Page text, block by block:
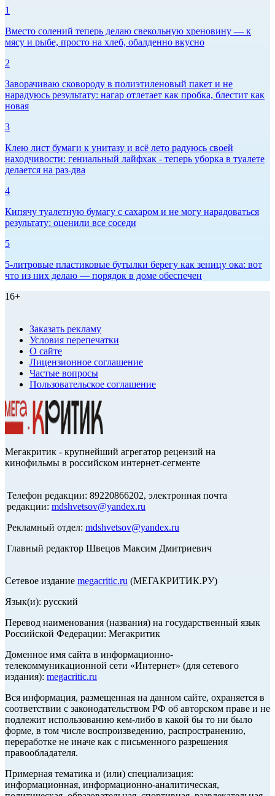
1
Вместо солений теперь делаю свекольную хреновину — к
мясу и рыбе, просто на хлеб, обалденно вкусно
2
Заворачиваю сковороду в полиэтиленовый пакет и не
нарадуюсь результату: нагар отлетает как пробка, блестит как
новая
3
Клею лист бумаги к унитазу и всё лето радуюсь своей
находчивости: гениальный лайфхак - теперь уборка в туалете
делается на раз-два
4
Кипячу туалетную бумагу с сахаром и не могу нарадоваться
результату: оценили все соседи
5
5-литровые пластиковые бутылки берегу как зеницу ока: вот
что из них делаю — порядок в доме обеспечен
16+
Заказать рекламу
Условия перепечатки
О сайте
Лицензионное соглашение
Частые вопросы
Пользовательское соглашение
Мегакритик - крупнейший агрегатор рецензий на
кинофильмы в российском интернет-сегменте
Телефон редакции: 89220866202, электронная почта
редакции: mdshvetsov@yandex.ru
Рекламный отдел: mdshvetsov@yandex.ru
Главный редактор Швецов Максим Дмитриевич
Сетевое издание megacritic.ru (МЕГАКРИТИК.РУ)
Язык(и): русский
Перевод наименования (названия) на государственный язык
Российской Федерации: Мегакритик
Доменное имя сайта в информационно-
телекоммуникационной сети «Интернет» (для сетевого
издания): megacritic.ru
Вся информация, размещенная на данном сайте, охраняется в
соответствии с законодательством РФ об авторском праве и не
подлежит использованию кем-либо в какой бы то ни было
форме, в том числе воспроизведению, распространению,
переработке не иначе как с письменного разрешения
правообладателя.
Примерная тематика и (или) специализация:
информационная, информационно-аналитическая,